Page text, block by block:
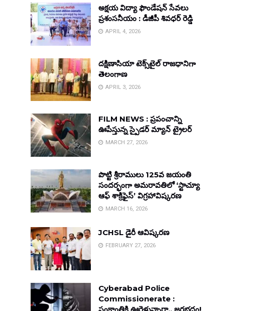
అక్షయ విద్యా ఫౌండేషన్ సేవలు
ప్రశంసనీయం : డీజీపీ శివధర్ రెడ్డి
APRIL 4, 2026
దక్షిణాసియా టెక్స్‌టైల్ రాజధానిగా
తెలంగాణ
APRIL 3, 2026
FILM NEWS : ప్రపంచాన్ని
ఊపేస్తున్న స్పైడర్ మ్యాన్ ట్రైలర్
MARCH 27, 2026
పొట్టి శ్రీరాములు 125వ జయంతి
సందర్భంగా అమరావతిలో ‘స్టాచ్యూ
ఆఫ్ శాక్రిఫైస్’ విగ్రహావిష్కరణ
MARCH 16, 2026
JCHSL డైరీ ఆవిష్కరణ
FEBRUARY 27, 2026
Cyberabad Police
Commissionerate :